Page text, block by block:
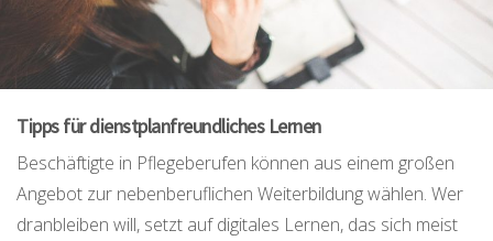
Tipps für dienstplanfreundliches Lernen
Beschäftigte in Pflegeberufen können aus einem großen
Angebot zur nebenberuflichen Weiterbildung wählen. Wer
dranbleiben will, setzt auf digitales Lernen, das sich meist